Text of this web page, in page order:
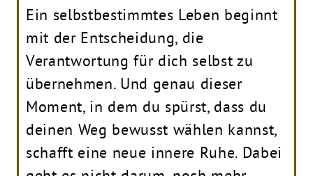
Ein selbstbestimmtes Leben beginnt
mit der Entscheidung, die
Verantwortung für dich selbst zu
übernehmen. Und genau dieser
Moment, in dem du spürst, dass du
deinen Weg bewusst wählen kannst,
schafft eine neue innere Ruhe. Dabei